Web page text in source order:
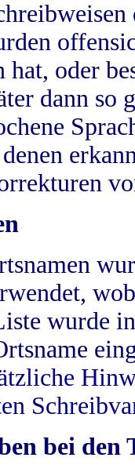
hat, oder
dann so
wurde
bei den